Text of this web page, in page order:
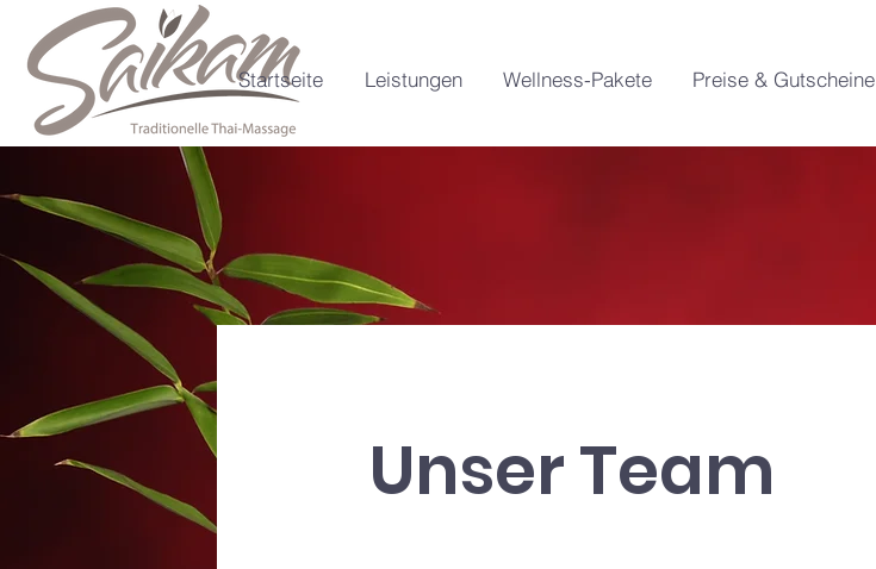
Startseite Leistungen Wellness-Pakete Preise & Gutscheine
Unser Team